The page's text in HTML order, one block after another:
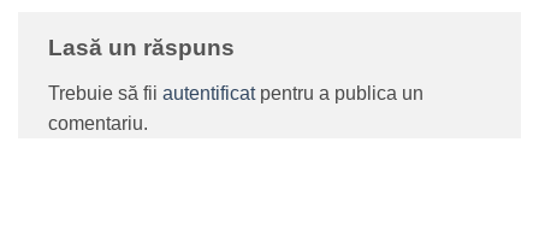
Lasă un răspuns
Trebuie să fii autentificatpentru a publica un
comentariu.